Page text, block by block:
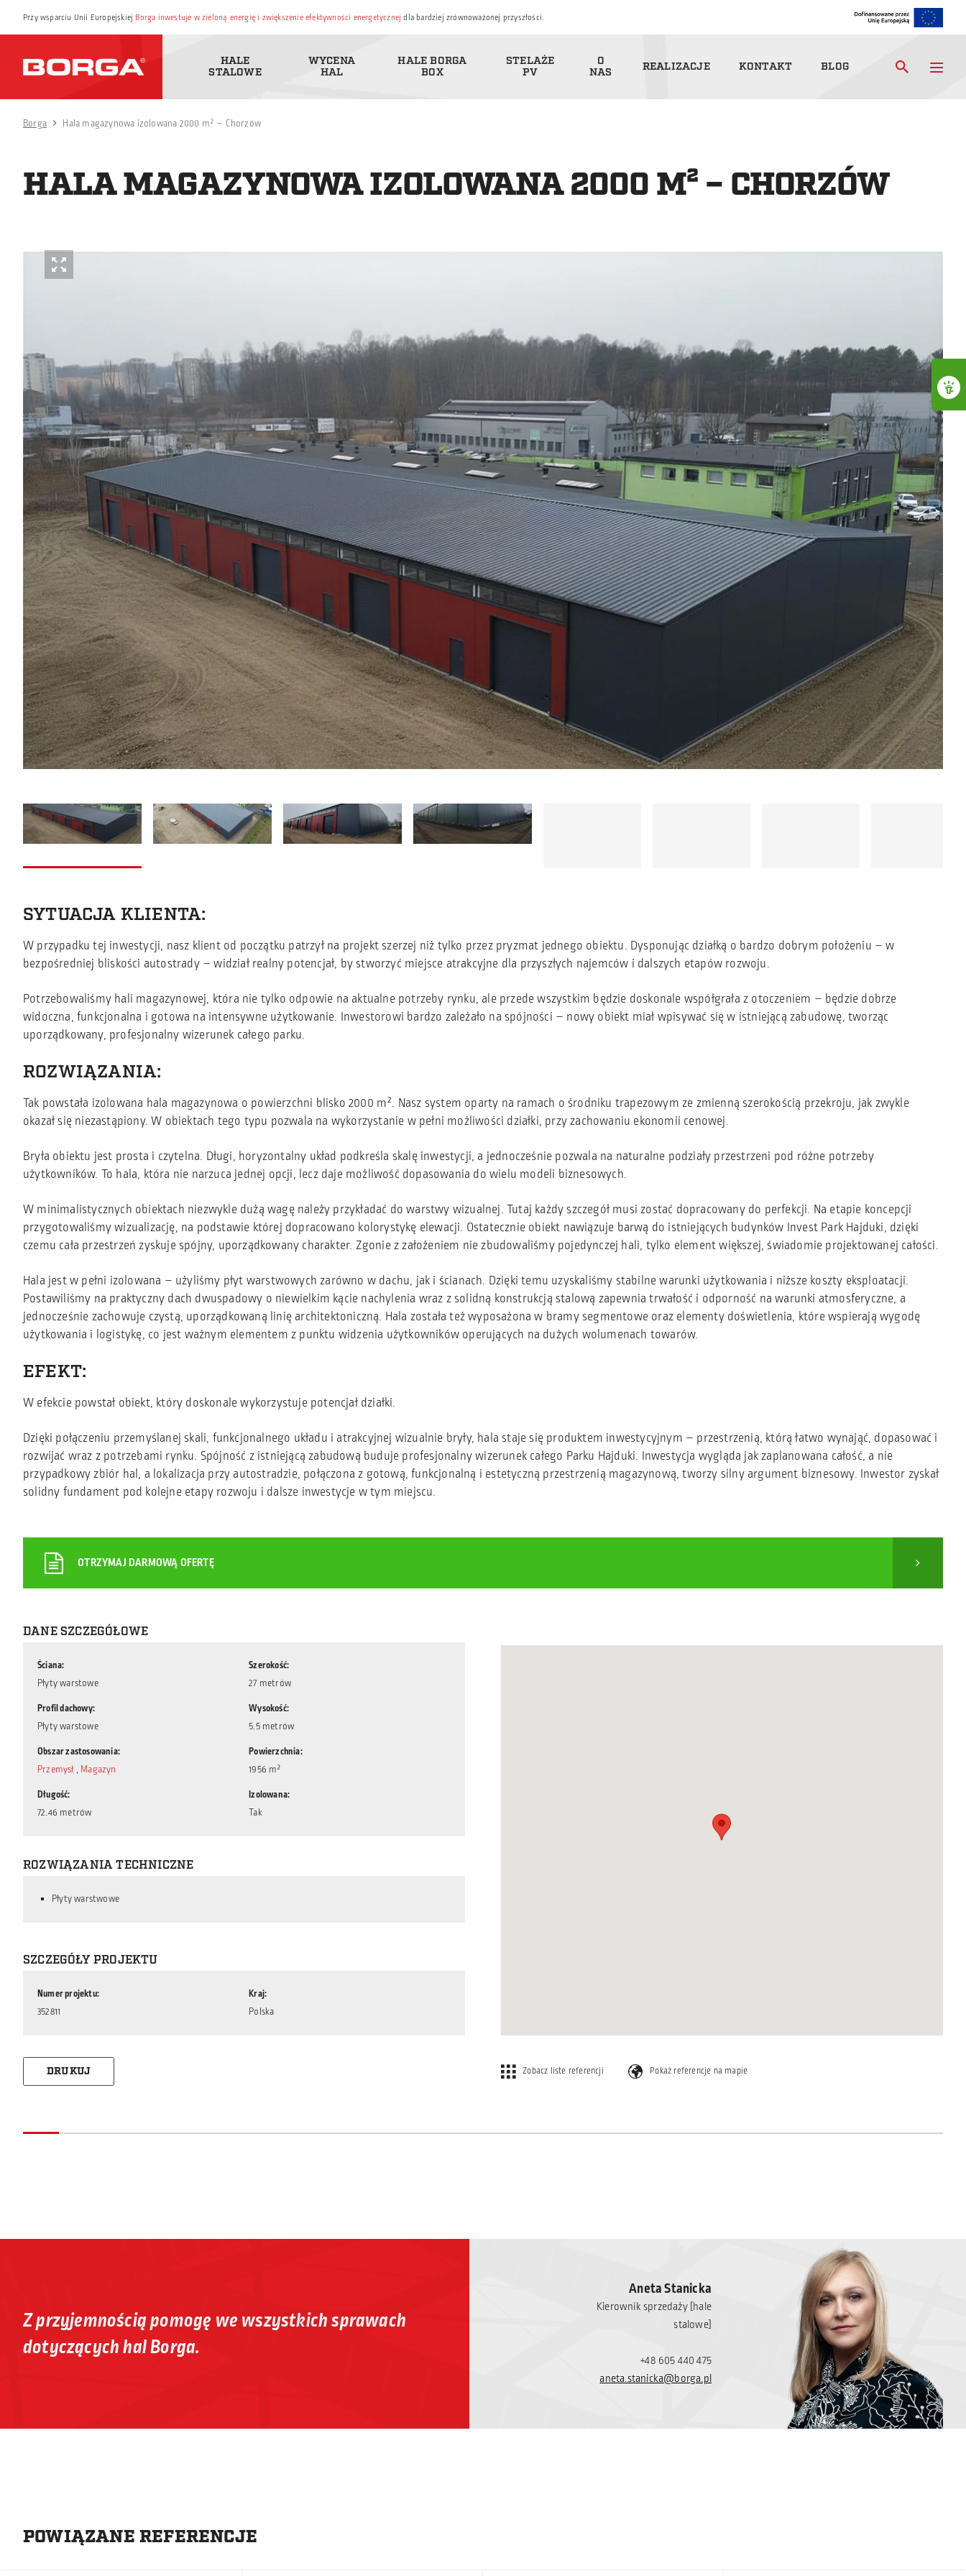
Przy wsparciu Unii Europejskiej Borga inwestuje w zieloną energię i zwiększenie efektywności energetycznej dla bardziej zrównoważonej przyszłości.
HALE
STALOWE
WYCENA
HAL
HALE BORGA
BOX
STELAŻE
PV
O
NAS
REALIZACJE KONTAKT BLOG
Borga Hala magazynowa izolowana 2000 m² – Chorzów
HALA MAGAZYNOWA IZOLOWANA 2000 M² – CHORZÓW
SYTUACJA KLIENTA:
W przypadku tej inwestycji, nasz klient od początku patrzył na projekt szerzej niż tylko przez pryzmat jednego obiektu. Dysponując działką o bardzo dobrym położeniu – w
bezpośredniej bliskości autostrady – widział realny potencjał, by stworzyć miejsce atrakcyjne dla przyszłych najemców i dalszych etapów rozwoju.
Potrzebowaliśmy hali magazynowej, która nie tylko odpowie na aktualne potrzeby rynku, ale przede wszystkim będzie doskonale współgrała z otoczeniem – będzie dobrze
widoczna, funkcjonalna i gotowa na intensywne użytkowanie. Inwestorowi bardzo zależało na spójności – nowy obiekt miał wpisywać się w istniejącą zabudowę, tworząc
uporządkowany, profesjonalny wizerunek całego parku.
ROZWIĄZANIA:
Tak powstała izolowana hala magazynowa o powierzchni blisko 2000 m². Nasz system oparty na ramach o środniku trapezowym ze zmienną szerokością przekroju, jak zwykle
okazał się niezastąpiony. W obiektach tego typu pozwala na wykorzystanie w pełni możliwości działki, przy zachowaniu ekonomii cenowej.
Bryła obiektu jest prosta i czytelna. Długi, horyzontalny układ podkreśla skalę inwestycji, a jednocześnie pozwala na naturalne podziały przestrzeni pod różne potrzeby
użytkowników. To hala, która nie narzuca jednej opcji, lecz daje możliwość dopasowania do wielu modeli biznesowych.
W minimalistycznych obiektach niezwykle dużą wagę należy przykładać do warstwy wizualnej. Tutaj każdy szczegół musi zostać dopracowany do perfekcji. Na etapie koncepcji
przygotowaliśmy wizualizację, na podstawie której dopracowano kolorystykę elewacji. Ostatecznie obiekt nawiązuje barwą do istniejących budynków Invest Park Hajduki, dzięki
czemu cała przestrzeń zyskuje spójny, uporządkowany charakter. Zgonie z założeniem nie zbudowaliśmy pojedynczej hali, tylko element większej, świadomie projektowanej całości.
Hala jest w pełni izolowana – użyliśmy płyt warstwowych zarówno w dachu, jak i ścianach. Dzięki temu uzyskaliśmy stabilne warunki użytkowania i niższe koszty eksploatacji.
Postawiliśmy na praktyczny dach dwuspadowy o niewielkim kącie nachylenia wraz z solidną konstrukcją stalową zapewnia trwałość i odporność na warunki atmosferyczne, a
jednocześnie zachowuje czystą, uporządkowaną linię architektoniczną. Hala została też wyposażona w bramy segmentowe oraz elementy doświetlenia, które wspierają wygodę
użytkowania i logistykę, co jest ważnym elementem z punktu widzenia użytkowników operujących na dużych wolumenach towarów.
EFEKT:
W efekcie powstał obiekt, który doskonale wykorzystuje potencjał działki.
Dzięki połączeniu przemyślanej skali, funkcjonalnego układu i atrakcyjnej wizualnie bryły, hala staje się produktem inwestycyjnym – przestrzenią, którą łatwo wynająć, dopasować i
rozwijać wraz z potrzebami rynku. Spójność z istniejącą zabudową buduje profesjonalny wizerunek całego Parku Hajduki. Inwestycja wygląda jak zaplanowana całość, a nie
przypadkowy zbiór hal, a lokalizacja przy autostradzie, połączona z gotową, funkcjonalną i estetyczną przestrzenią magazynową, tworzy silny argument biznesowy. Inwestor zyskał
solidny fundament pod kolejne etapy rozwoju i dalsze inwestycje w tym miejscu.
OTRZYMAJ DARMOWĄ OFERTĘ
DANE SZCZEGÓŁOWE
Ściana
Płyty warstowe
Profil dachowy
Płyty warstowe
Obszar zastosowania
Przemysł , Magazyn
Długość
72.46 metrów
Szerokość
27 metrów
Wysokość
5.5 metrów
Powierzchnia
1956 m²
Izolowana
Tak
ROZWIĄZANIA TECHNICZNE
Płyty warstwowe
SZCZEGÓŁY PROJEKTU
Numer projektu
352811
Kraj
Polska
DRUKUJ Zobacz liste referencji Pokaż referencje na mapie
Aneta Stanicka
Kierownik sprzedaży [hale
stalowe]
+48 605 440 475
aneta.stanicka@borga.pl
Z przyjemnością pomogę we wszystkich sprawach
dotyczących hal Borga.
POWIĄZANE REFERENCJE